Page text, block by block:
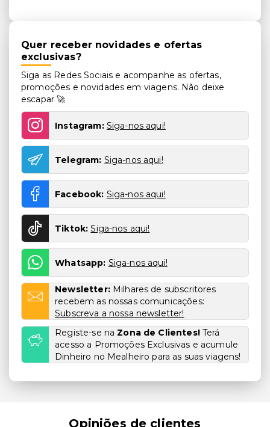
Quer receber novidades e ofertas
exclusivas?
Siga as Redes Sociais e acompanhe as ofertas,
promoções e novidades em viagens. Não deixe
escapar 🚀
Instagram: Siga-nos aqui!
Telegram: Siga-nos aqui!
Facebook: Siga-nos aqui!
Tiktok: Siga-nos aqui!
Whatsapp: Siga-nos aqui!
Newsletter: Milhares de subscritores
recebem as nossas comunicações:
Subscreva a nossa newsletter!
Registe-se na Zona de Clientes!Terá
acesso a Promoções Exclusivas e acumule
Dinheiro no Mealheiro para as suas viagens!
Opiniões de clientes